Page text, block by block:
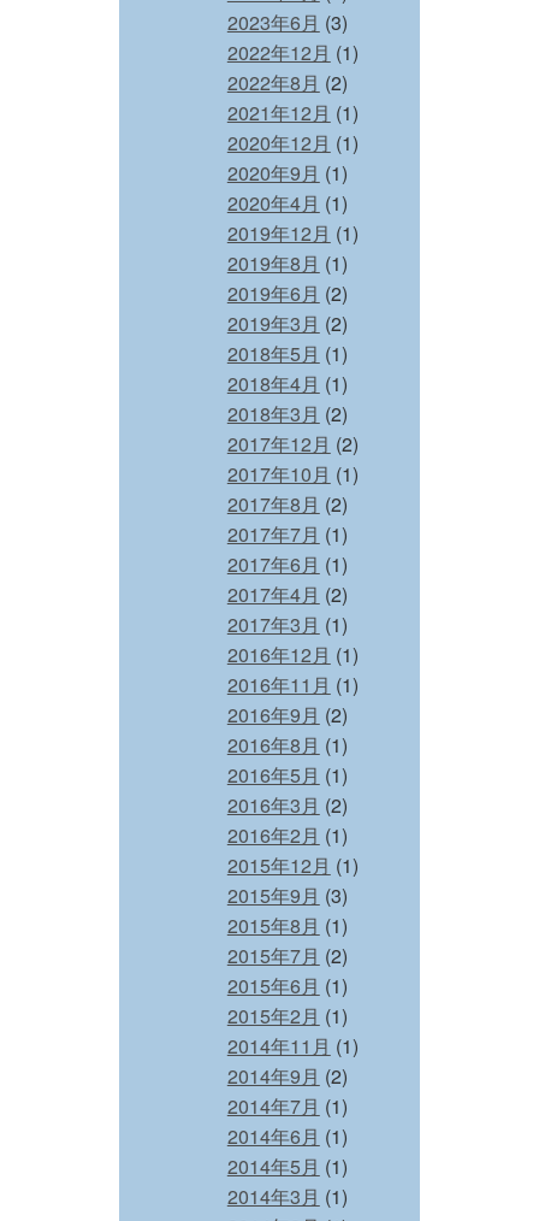
2023年6月 (3)
2022年12月 (1)
2022年8月 (2)
2021年12月 (1)
2020年12月 (1)
2020年9月 (1)
2020年4月 (1)
2019年12月 (1)
2019年8月 (1)
2019年6月 (2)
2019年3月 (2)
2018年5月 (1)
2018年4月 (1)
2018年3月 (2)
2017年12月 (2)
2017年10月 (1)
2017年8月 (2)
2017年7月 (1)
2017年6月 (1)
2017年4月 (2)
2017年3月 (1)
2016年12月 (1)
2016年11月 (1)
2016年9月 (2)
2016年8月 (1)
2016年5月 (1)
2016年3月 (2)
2016年2月 (1)
2015年12月 (1)
2015年9月 (3)
2015年8月 (1)
2015年7月 (2)
2015年6月 (1)
2015年2月 (1)
2014年11月 (1)
2014年9月 (2)
2014年7月 (1)
2014年6月 (1)
2014年5月 (1)
2014年3月 (1)